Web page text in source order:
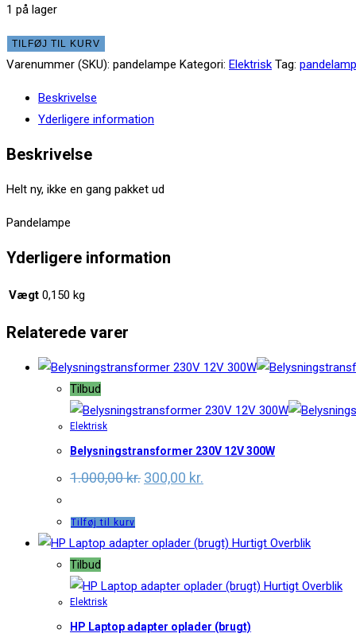
1 på lager
Pandelampe
antal
TILFØJ TIL KURV
Varenummer (SKU): pandelampe Kategori: Elektrisk Tag:
Beskrivelse
Yderligere information
Beskrivelse
Helt ny, ikke en gang pakket ud
Pandelampe
Yderligere information
Vægt 0,150 kg
Relaterede varer
Tilbud
Elektrisk
Belysningstransformer 230V 12V 300W
1.000,00kr. Original
price
300,00 kr.
price
Tilføj til kurv
Hurtigt Overblik
Tilbud
Hurtigt Overblik
Elektrisk
HP Laptop adapter oplader (brugt)